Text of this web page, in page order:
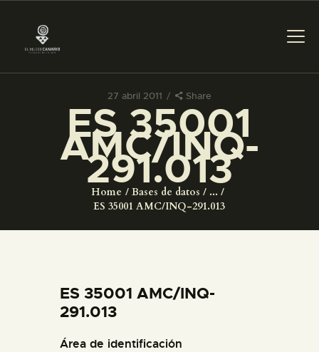
27 abril 2011 Share
ES 35001
AMC/INQ-
291.013
Home Bases de datos
...
ES 35001 AMC/INQ-291.013
PREPARAR LA VISITA
ACTIVIDADES
COLECCIONES
ES 35001 AMC/INQ-
291.013
Área de identificación